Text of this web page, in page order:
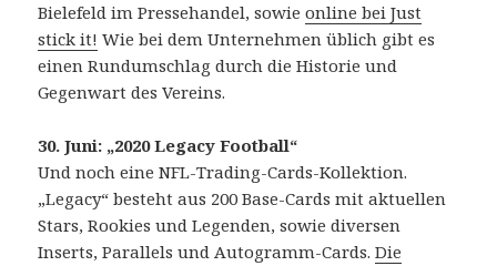
Bielefeld im Pressehandel, sowieonline bei Just
stick it! Wie bei dem Unternehmen üblich gibt es
einen Rundumschlag durch die Historie und
Gegenwart des Vereins.
30. Juni: „2020 Legacy Football“
Und noch eine NFL-Trading-Cards-Kollektion.
„Legacy“ besteht aus 200 Base-Cards mit aktuellen
Stars, Rookies und Legenden, sowie diversen
Inserts, Parallels und Autogramm-Cards.Die